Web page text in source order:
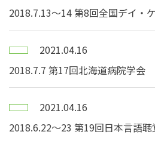
2018.7.13〜14 第8回全国デイ・
2021.04.16
2018.7.7 第17回北海道病院学会
2021.04.16
2018.6.22〜23 第19回日本言語